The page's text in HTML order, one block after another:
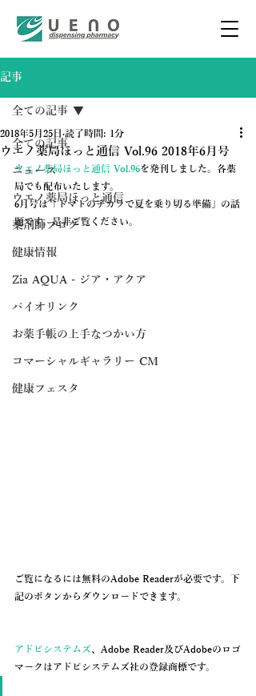
記事
全ての記事
ニュース
ウエノ薬局ほっと通信
薬剤師ブログ
健康情報
Zia AQUA - ジア・アクア
バイオリンク
お薬手帳の上手なつかい方
コマーシャルギャラリー CM
健康フェスタ
全ての記事
ウエノ薬局ほっと通信 Vol.96 2018年6月号
2018年5月25日 読了時間: 1分
ウエノ薬局ほっと通信 Vol.96を発刊しました。各薬
局でも配布いたします。
6月号は「トマトのチカラで夏を乗り切る準備」の話
題です。是非ご覧ください。
ご覧になるには無料のAdobe Readerが必要です。下
記のボタンからダウンロードできます。
アドビシステムズ、Adobe Reader及びAdobeのロゴ
マークはアドビシステムズ社の登録商標です。